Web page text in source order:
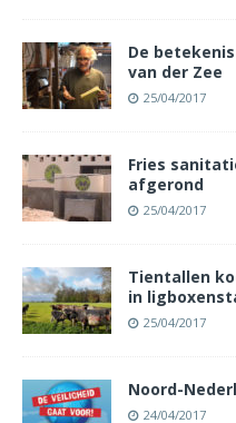
De
van der Zee
25/04/2017
Fries
afgerond
25/04/2017
Tientallen
in
25/04/2017
Noord-
24/04/2017